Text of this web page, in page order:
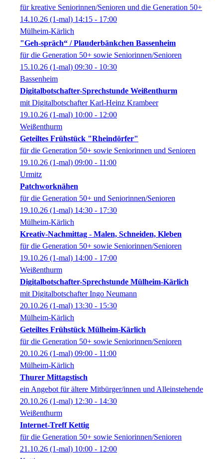
für kreative Seniorinnen/Senioren und die Generation 50+
14.10.26 (1-mal) 14:15 - 17:00
Mülheim-Kärlich
"Geh-spräch“ / Plauderbänkchen Bassenheim
für die Generation 50+ sowie Seniorinnen/Senioren
15.10.26 (1-mal) 09:30 - 10:30
Bassenheim
Digitalbotschafter-Sprechstunde Weißenthurm
mit Digitalbotschafter Karl-Heinz Krambeer
19.10.26 (1-mal) 10:00 - 12:00
Weißenthurm
Geteiltes Frühstück "Rheindörfer"
für die Generation 50+ sowie Seniorinnen und Senioren
19.10.26 (1-mal) 09:00 - 11:00
Urmitz
Patchworknähen
für die Generation 50+ und Seniorinnen/Senioren
19.10.26 (1-mal) 14:30 - 17:30
Mülheim-Kärlich
Kreativ-Nachmittag - Malen, Schneiden, Kleben
für die Generation 50+ sowie Seniorinnen/Senioren
19.10.26 (1-mal) 14:00 - 17:00
Weißenthurm
Digitalbotschafter-Sprechstunde Mülheim-Kärlich
mit Digitalbotschafter Ingo Neumann
20.10.26 (1-mal) 13:30 - 15:30
Mülheim-Kärlich
Geteiltes Frühstück Mülheim-Kärlich
für die Generation 50+ sowie Seniorinnen/Senioren
20.10.26 (1-mal) 09:00 - 11:00
Mülheim-Kärlich
Thurer Mittagstisch
ein Angebot für ältere Mitbürger/innen und Alleinstehende
20.10.26 (1-mal) 12:30 - 14:30
Weißenthurm
Internet-Treff Kettig
für die Generation 50+ sowie Seniorinnen/Senioren
21.10.26 (1-mal) 10:00 - 12:00